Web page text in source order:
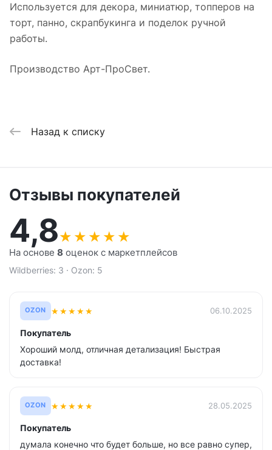
Используется для декора, миниатюр, топперов на
торт, панно, скрапбукинга и поделок ручной
работы.
Производство Арт-ПроСвет.
Назад к списку
Отзывы покупателей
4,8★ ★ ★ ★ ★
На основе 8 оценок с маркетплейсов
Wildberries: 3 · Ozon: 5
OZON ★★★★★ 06.10.2025
Покупатель
Хороший молд, отличная детализация! Быстрая
доставка!
OZON ★★★★★ 28.05.2025
Покупатель
думала конечно что будет больше, но все равно супер,